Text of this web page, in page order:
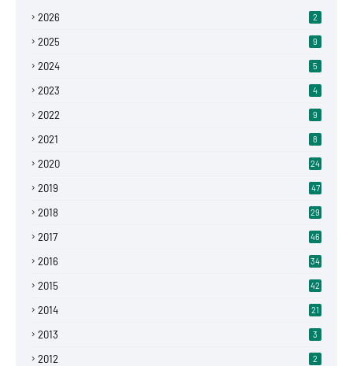
2026 2
2025 9
2024 5
2023 4
2022 9
2021 8
2020 24
2019 47
2018 29
2017 46
2016 34
2015 42
2014 21
2013 3
2012 2